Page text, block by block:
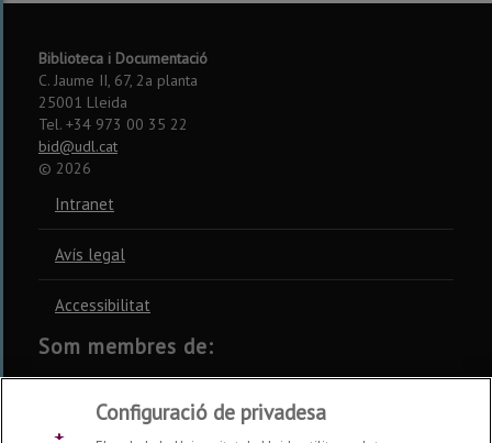
Biblioteca i Documentació
C. Jaume II, 67, 2a planta
25001 Lleida
Tel. +34 973 00 35 22
bid@udl.cat
© 2026
Intranet
Avís legal
Accessibilitat
Som membres de:
CSUC REBIUN CRUE
Configuració de privadesa